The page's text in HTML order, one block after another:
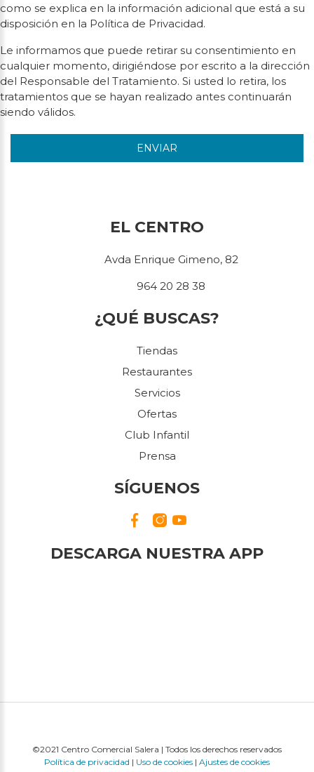
como se explica en la información adicional que está a su
disposición en la Política de Privacidad.
Le informamos que puede retirar su consentimiento en
cualquier momento, dirigiéndose por escrito a la dirección
del Responsable del Tratamiento. Si usted lo retira, los
tratamientos que se hayan realizado antes continuarán
siendo válidos.
ENVIAR
EL CENTRO
Avda Enrique Gimeno, 82
964 20 28 38
¿QUÉ BUSCAS?
Tiendas
Restaurantes
Servicios
Ofertas
Club Infantil
Prensa
SÍGUENOS
DESCARGA NUESTRA APP
©2021 Centro Comercial Salera | Todos los derechos reservados
Política de privacidad | Uso de cookies | Ajustes de cookies